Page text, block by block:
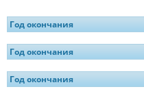
Год окончания
Год окончания
Год окончания